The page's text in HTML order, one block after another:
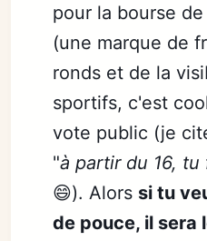
pour la bourse
(une marque de
ronds et de la
sportifs, c'est
vote public (je
"à partir du 16, tu
😄). Alors si tu
de pouce, il sera